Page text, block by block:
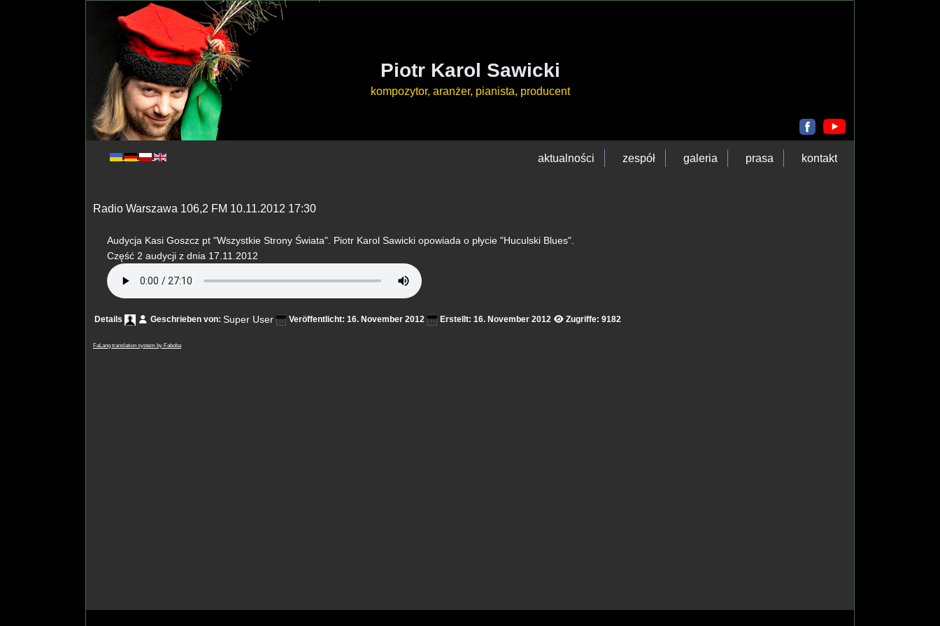
Piotr Karol Sawicki
kompozytor, aranżer, pianista, producent
aktualności zespół galeria prasa kontakt
Radio Warszawa 106,2 FM 10.11.2012 17:30
Audycja Kasi Goszcz pt "Wszystkie Strony Świata". Piotr Karol Sawicki opowiada o płycie "Huculski Blues".
Część 2 audycji z dnia 17.11.2012
Details Geschrieben von: Super User Veröffentlicht: 16. November 2012 Erstellt: 16. November 2012 Zugriffe: 9182
FaLang translation system by Faboba